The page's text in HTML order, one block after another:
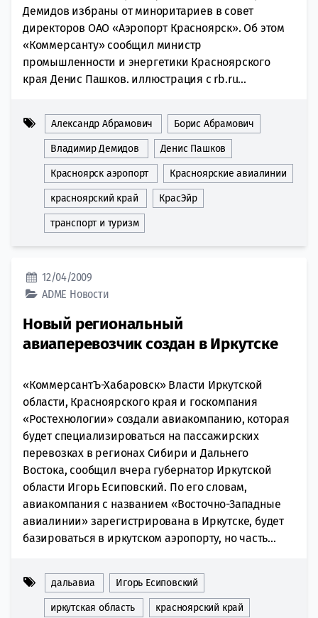
Демидов избраны от миноритариев в совет
директоров ОАО «Аэропорт Красноярск». Об этом
«Коммерсанту» сообщил министр
промышленности и энергетики Красноярского
края Денис Пашков. иллюстрация с rb.ru...
Александр Абрамович Борис Абрамович
Владимир Демидов Денис Пашков
Красноярск аэропорт Красноярские авиалинии
красноярский край КрасЭйр
транспорт и туризм
12/04/2009
ADME Новости
Новый региональный
авиаперевозчик создан в Иркутске
«КоммерсантЪ-Хабаровск» Власти Иркутской
области, Красноярского края и госкомпания
«Ростехнологии» создали авиакомпанию, которая
будет специализироваться на пассажирских
перевозках в регионах Сибири и Дальнего
Востока, сообщил вчера губернатор Иркутской
области Игорь Есиповский. По его словам,
авиакомпания с названием «Восточно-Западные
авиалинии» зарегистрирована в Иркутске, будет
базироваться в иркутском аэропорту, но часть...
дальавиа Игорь Есиповский
иркутская область красноярский край